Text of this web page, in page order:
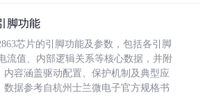
脚功能
芯片的引脚功能及参数，包括各引脚
流值、内部逻辑关系等核心数据，并附
内容涵盖驱动配置、保护机制及典型应
数据参考自杭州士兰微电子官方规格书